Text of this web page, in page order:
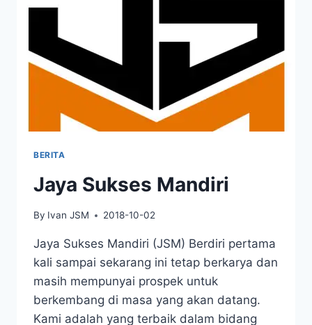
BERITA
Jaya Sukses Mandiri
By Ivan JSM 2018-10-02
Jaya Sukses Mandiri (JSM) Berdiri pertama
kali sampai sekarang ini tetap berkarya dan
masih mempunyai prospek untuk
berkembang di masa yang akan datang.
Kami adalah yang terbaik dalam bidang